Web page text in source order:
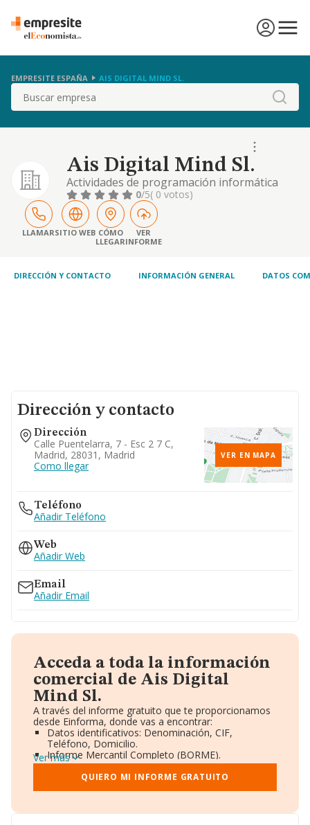
EMPRESITE ESPAÑA AIS DIGITAL MIND SL.
Buscar
Ais Digital Mind Sl.
Actividades de programación informática
0/5( 0 votos)
LLAMARSITIO WEB CÓMO
LLEGAR
VER
INFORME
DIRECCIÓN Y CONTACTO INFORMACIÓN GENERAL DATOS
Dirección y contacto
Dirección
Calle Puentelarra, 7 - Esc 2 7 C,
Madrid, 28031, Madrid
Como llegar
VER EN MAPA
Teléfono
Añadir Teléfono
Web
Añadir Web
Email
Añadir Email
Acceda a toda la información
comercial de Ais Digital
Mind Sl.
A través del informe gratuito que te proporcionamos
desde Einforma, donde vas a encontrar:
Datos identificativos: Denominación, CIF,
Teléfono, Domicilio.
Informe Mercantil Completo (BORME).
Gráficos de Evolución Ventas y Empleados.
Consejo de Administración y Administradores.
Directivos y Ejecutivos.
Ver más
QUIERO MI INFORME GRATUITO